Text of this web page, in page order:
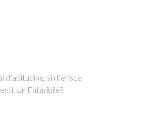
d’abitudine, si riferisce
Un Futuribile?